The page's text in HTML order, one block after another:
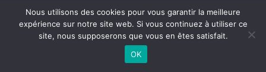
Nous utilisons des cookies pour vous garantir la meilleure
expérience sur notre site web. Si vous continuez à utiliser ce
site, nous supposerons que vous en êtes satisfait.
OK